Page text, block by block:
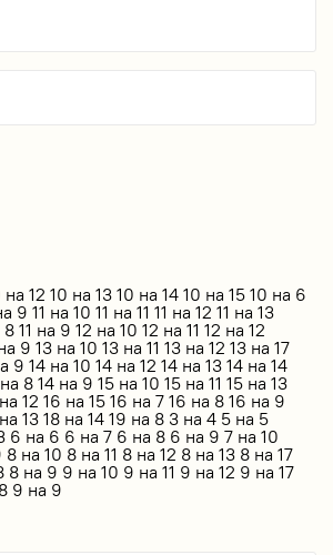
на 12 10 на 13 10 на 14 10 на 15 10 на 6
9 11 на 10 11 на 11 11 на 12 11 на 13
8 11 на 9 12 на 10 12 на 11 12 на 12
9 13 на 10 13 на 11 13 на 12 13 на 17
9 14 на 10 14 на 12 14 на 13 14 на 14
814 на 9 15 на 10 15 на 11 15 на 13
12 16 на 15 16 на 7 16 на 8 16 на 9
13 18 на 14 19 на 8 3 на 4 5 на 5
6 на 6 6 на 7 6 на 8 6 на 9 7 на 10
8 на 10 8 на 11 8 на 12 8 на 13 8 на 17
8 на 9 9 на 10 9 на 11 9 на 12 9 на 17
9 на 9